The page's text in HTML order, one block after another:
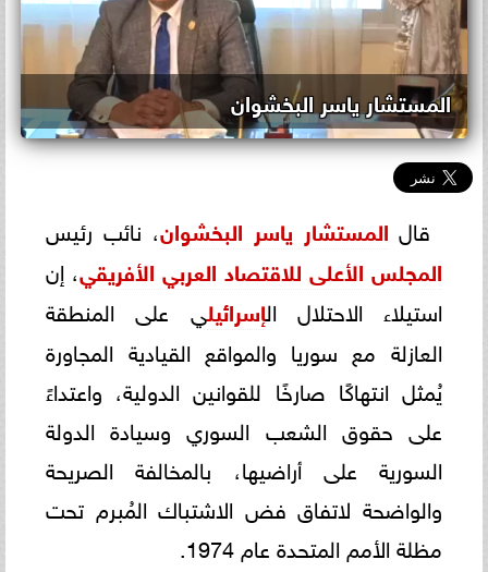
المستشار ياسر البخشوان
قال المستشار ياسر البخشوان، نائب رئيس
المجلس الأعلى للاقتصاد العربي الأفريقي، إن
استيلاء الاحتلال الإسرائيلي على المنطقة
العازلة مع سوريا والمواقع القيادية المجاورة
يُمثل انتهاكًا صارخًا للقوانين الدولية، واعتداءً
على حقوق الشعب السوري وسيادة الدولة
السورية على أراضيها، بالمخالفة الصريحة
والواضحة لاتفاق فض الاشتباك المُبرم تحت
مظلة الأمم المتحدة عام 1974.